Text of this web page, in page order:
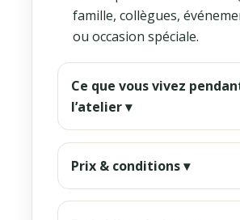
famille, collègues,
ou occasion spéciale.
Ce que vous vivez
l’atelier ▾
Prix & conditions ▾